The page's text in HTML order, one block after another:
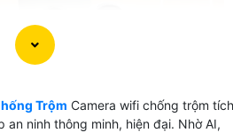
Trộm Camera wifi chống trộm tích
an ninh thông minh, hiện đại. Nhờ AI,